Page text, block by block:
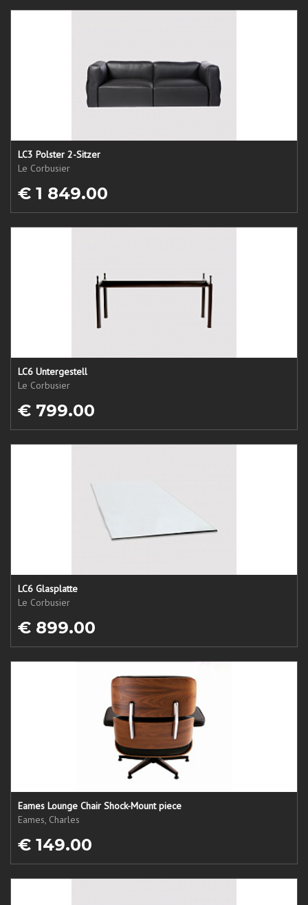
LC3 Polster 2-Sitzer
Le Corbusier
€ 1 849.00
LC6 Untergestell
Le Corbusier
€ 799.00
LC6 Glasplatte
Le Corbusier
€ 899.00
Eames Lounge Chair Shock-Mount piece
Eames, Charles
€ 149.00